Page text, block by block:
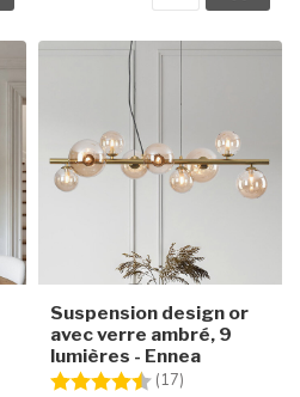
Suspension design or
avec verre ambré, 9
lumières - Ennea
Note:
(17)